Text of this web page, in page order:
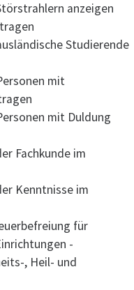
anzeigen
Studierende
mit
mit Duldung
Fachkunde im
Kenntnisse im
für
-
, Heil- und